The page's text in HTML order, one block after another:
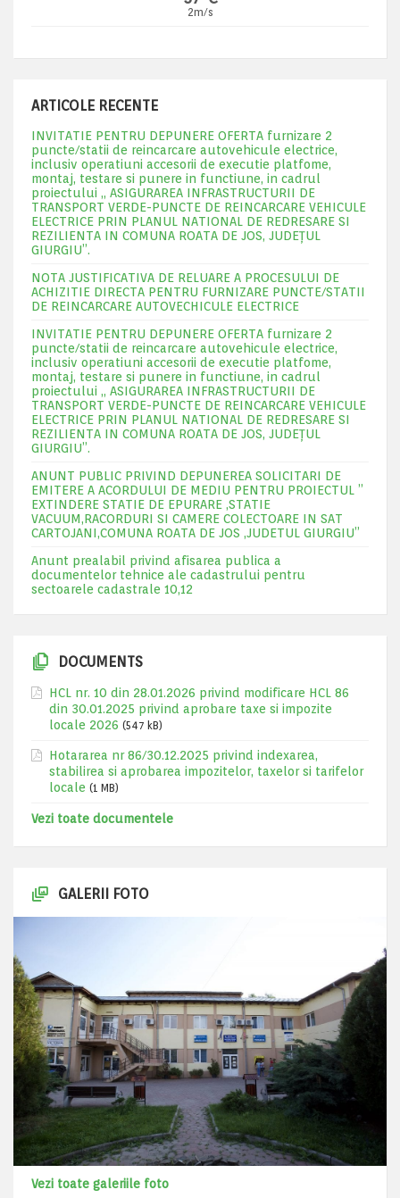
2m/s
ARTICOLE RECENTE
INVITATIE PENTRU DEPUNERE OFERTA furnizare 2
puncte/statii de reincarcare autovehicule electrice,
inclusiv operatiuni accesorii de executie platfome,
montaj, testare si punere in functiune, in cadrul
proiectului „ ASIGURAREA INFRASTRUCTURII DE
TRANSPORT VERDE-PUNCTE DE REINCARCARE VEHICULE
ELECTRICE PRIN PLANUL NATIONAL DE REDRESARE SI
REZILIENTA IN COMUNA ROATA DE JOS, JUDEŢUL
GIURGIU”.
NOTA JUSTIFICATIVA DE RELUARE A PROCESULUI DE
ACHIZITIE DIRECTA PENTRU FURNIZARE PUNCTE/STATII
DE REINCARCARE AUTOVECHICULE ELECTRICE
INVITATIE PENTRU DEPUNERE OFERTA furnizare 2
puncte/statii de reincarcare autovehicule electrice,
inclusiv operatiuni accesorii de executie platfome,
montaj, testare si punere in functiune, in cadrul
proiectului „ ASIGURAREA INFRASTRUCTURII DE
TRANSPORT VERDE-PUNCTE DE REINCARCARE VEHICULE
ELECTRICE PRIN PLANUL NATIONAL DE REDRESARE SI
REZILIENTA IN COMUNA ROATA DE JOS, JUDEŢUL
GIURGIU”.
ANUNT PUBLIC PRIVIND DEPUNEREA SOLICITARI DE
EMITERE A ACORDULUI DE MEDIU PENTRU PROIECTUL ”
EXTINDERE STATIE DE EPURARE ,STATIE
VACUUM,RACORDURI SI CAMERE COLECTOARE IN SAT
CARTOJANI,COMUNA ROATA DE JOS ,JUDETUL GIURGIU”
Anunt prealabil privind afisarea publica a
documentelor tehnice ale cadastrului pentru
sectoarele cadastrale 10,12
DOCUMENTS
HCL nr. 10 din 28.01.2026 privind modificare HCL 86
din 30.01.2025 privind aprobare taxe si impozite
locale 2026 (547 kB)
Hotararea nr 86/30.12.2025 privind indexarea,
stabilirea si aprobarea impozitelor, taxelor si tarifelor
locale (1 MB)
Vezi toate documentele
GALERII FOTO
Vezi toate galeriile foto